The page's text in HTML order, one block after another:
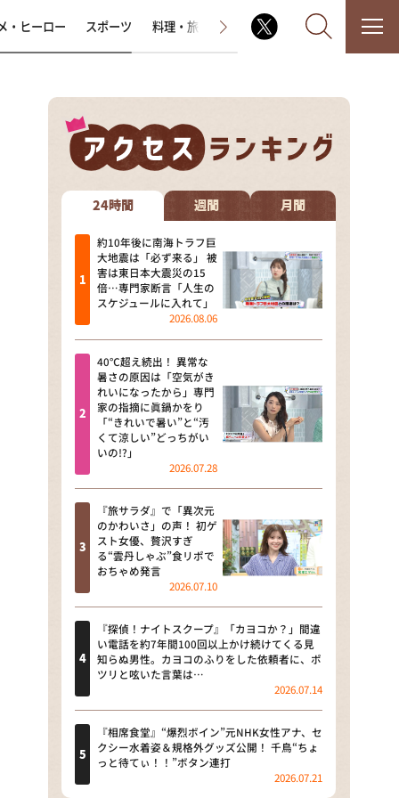
なるみ・岡村の過ぎるTV
相席食堂
これ余談なんですけど・・・
～人生密着トークバラエティ！
～ やすとものいたって真剣です
探偵！ナイトスクープ
news おかえり
河合＆A.B.C-Z塚田×福井アナ
「なんでやねん！？」（news お
かえり）
DAIGOも台所 ～きょうの献立 何
にする？～
本日はダイアンなり！シーズン２
朝だ！生です旅サラダ
教えて！ニュースライブ 正義の
ミカタ
ＬＩＦＥ～夢のカタチ～
新婚さんいらっしゃい！
ポツンと一軒家
ザキ山小屋本館
・ヒーロー スポーツ 料理・旅 ラジオ番組 その他
24時間 週間 月間
約10年後に南海トラフ巨
大地震は「必ず来る」 被
害は東日本大震災の15
倍…専門家断言「人生の
スケジュールに入れて」
2026.08.06
40℃超え続出！ 異常な
暑さの原因は「空気がき
れいになったから」専門
家の指摘に眞鍋かをり
「“きれいで暑い”と“汚
くて涼しい”どっちがい
いの!?」
2026.07.28
『旅サラダ』で「異次元
のかわいさ」の声！ 初ゲ
スト女優、贅沢すぎ
る“雲丹しゃぶ”食リポで
おちゃめ発言
2026.07.10
『探偵！ナイトスクープ』「カヨコか？」間違
い電話を約7年間100回以上かけ続けてくる見
知らぬ男性。カヨコのふりをした依頼者に、ポ
ツリと呟いた言葉は…
2026.07.14
『相席食堂』“爆烈ボイン”元NHK女性アナ、セ
クシー水着姿＆規格外グッズ公開！ 千鳥“ちょ
っと待てぃ！！”ボタン連打
2026.07.21